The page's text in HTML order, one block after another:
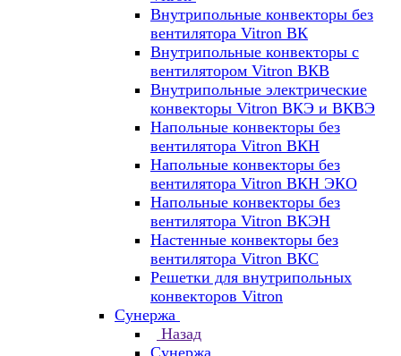
Внутрипольные конвекторы без
вентилятора Vitron ВК
Внутрипольные конвекторы с
вентилятором Vitron ВКВ
Внутрипольные электрические
конвекторы Vitron ВКЭ и ВКВЭ
Напольные конвекторы без
вентилятора Vitron ВКН
Напольные конвекторы без
вентилятора Vitron ВКН ЭКО
Напольные конвекторы без
вентилятора Vitron ВКЭН
Настенные конвекторы без
вентилятора Vitron ВКС
Решетки для внутрипольных
конвекторов Vitron
Сунержа
Назад
Сунержа